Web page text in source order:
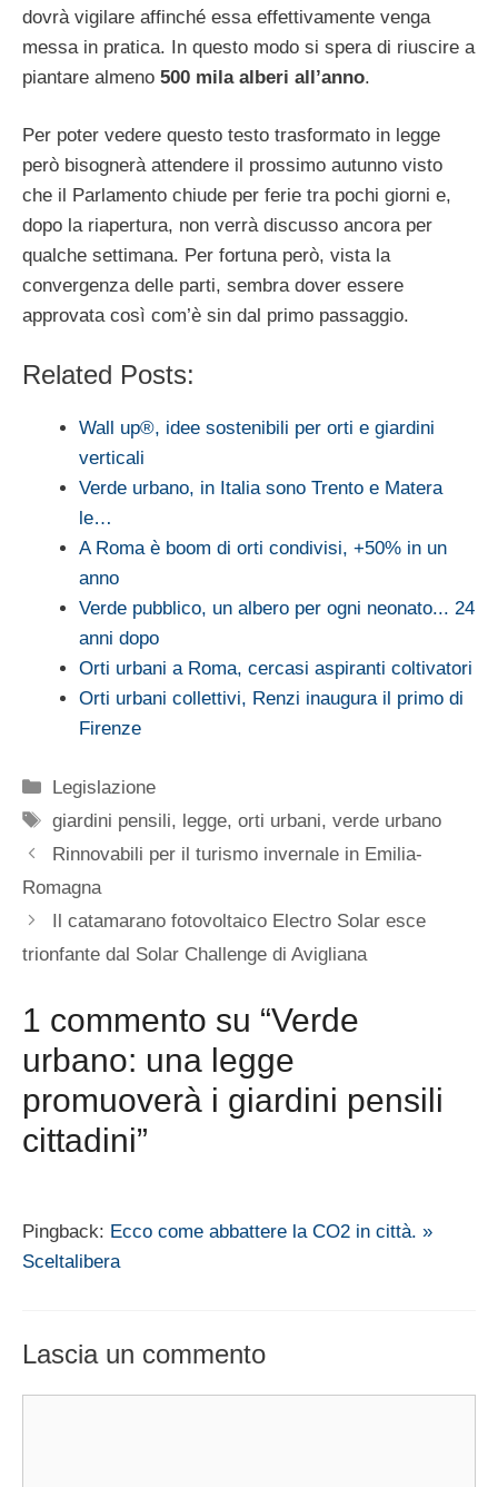
dovrà vigilare affinché essa effettivamente venga
messa in pratica. In questo modo si spera di riuscire a
piantare almeno 500 mila alberi all’anno.
Per poter vedere questo testo trasformato in legge
però bisognerà attendere il prossimo autunno visto
che il Parlamento chiude per ferie tra pochi giorni e,
dopo la riapertura, non verrà discusso ancora per
qualche settimana. Per fortuna però, vista la
convergenza delle parti, sembra dover essere
approvata così com’è sin dal primo passaggio.
Related Posts:
Wall up®, idee sostenibili per orti e giardini
verticali
Verde urbano, in Italia sono Trento e Matera
le…
A Roma è boom di orti condivisi, +50% in un
anno
Verde pubblico, un albero per ogni neonato... 24
anni dopo
Orti urbani a Roma, cercasi aspiranti coltivatori
Orti urbani collettivi, Renzi inaugura il primo di
Firenze
Categorie
Legislazione
Tag
giardini pensili, legge,orti urbani,verde urbano
Rinnovabili per il turismo invernale in Emilia-
Romagna
Il catamarano fotovoltaico Electro Solar esce
trionfante dal Solar Challenge di Avigliana
1 commento su “Verde
urbano: una legge
promuoverà i giardini pensili
cittadini”
Pingback: Ecco come abbattere la CO2 in città. »
Sceltalibera
Lascia un commento